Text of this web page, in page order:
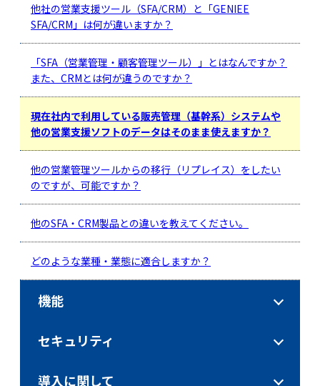
他社の営業支援ツール（SFA/CRM）と「GENIEE
SFA/CRM」は何が違いますか？
「SFA（営業管理・顧客管理ツール）」とはなんですか？
また、CRMとは何が違うのですか？
現在社内で利用している販売管理（基幹系）システムや
他の営業支援ソフトのデータはそのまま使えますか？
他の営業管理ツールからの移行（リプレイス）をしたい
のですが、可能ですか？
他のSFA・CRM製品との違いを教えてください。
どのような業種・業態に適合しますか？
機能
セキュリティ
導入に関して